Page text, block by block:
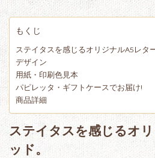
もくじ
ステイタスを感じるオリジナルA5レタ
デザイン
用紙・印刷色見本
パピレッタ・ギフトケースでお届け!
商品詳細
ステイタスを感じるオ
ッド。